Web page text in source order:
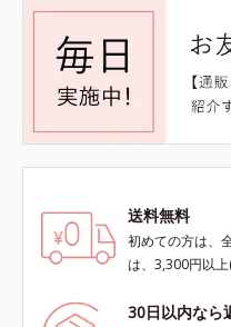
送料無料
初めての方は、
は、3,300円以
30日以内なら